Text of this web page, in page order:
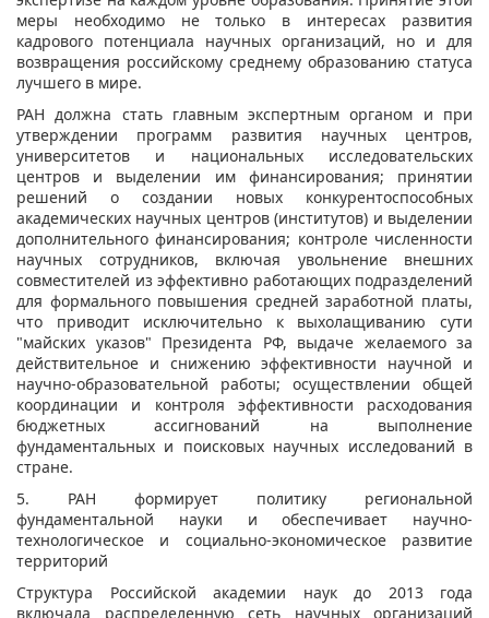
меры необходимо не только в интересах развития
кадрового потенциала научных организаций, но и для
возвращения российскому среднему образованию статуса
лучшего в мире.
РАН должна стать главным экспертным органом и при
утверждении программ развития научных центров,
университетов и национальных исследовательских
центров и выделении им финансирования; принятии
решений о создании новых конкурентоспособных
академических научных центров (институтов) и выделении
дополнительного финансирования; контроле численности
научных сотрудников, включая увольнение внешних
совместителей из эффективно работающих подразделений
для формального повышения средней заработной платы,
что приводит исключительно к выхолащиванию сути
"майских указов" Президента РФ, выдаче желаемого за
действительное и снижению эффективности научной и
научно-образовательной работы; осуществлении общей
координации и контроля эффективности расходования
бюджетных ассигнований на выполнение
фундаментальных и поисковых научных исследований в
стране.
5. РАН формирует политику региональной
фундаментальной науки и обеспечивает научно-
технологическое и социально-экономическое развитие
территорий
Структура Российской академии наук до 2013 года
включала распределенную сеть научных организаций